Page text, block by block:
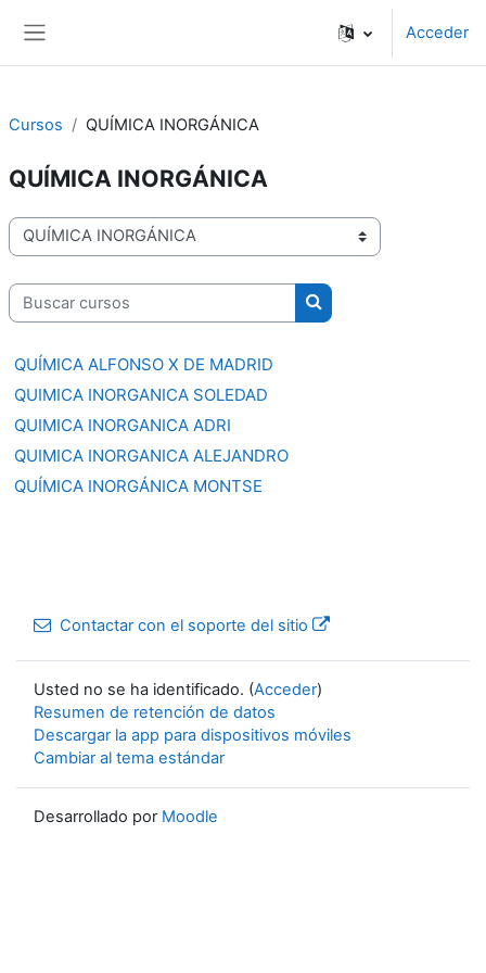
Acceder
Cursos QUÍMICA INORGÁNICA
QUÍMICA INORGÁNICA
Categorías
Buscar cursos
Buscar cursos
QUÍMICA ALFONSO X DE MADRID
QUIMICA INORGANICA SOLEDAD
QUIMICA INORGANICA ADRI
QUIMICA INORGANICA ALEJANDRO
QUÍMICA INORGÁNICA MONTSE
Contactar con el soporte del sitio
Usted no se ha identificado. (Acceder)
Resumen de retención de datos
Descargar la app para dispositivos móviles
Cambiar al tema estándar
Desarrollado por Moodle